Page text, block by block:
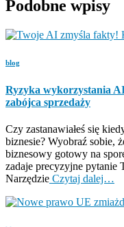
Podobne wpisy
blog
Ryzyka wykorzystania
zabójca sprzedaży
Czy zastanawiałeś się
biznesie? Wyobraź sobie,
biznesowy gotowy na
zadaje precyzyjne
Narzędzie Czytaj dalej…